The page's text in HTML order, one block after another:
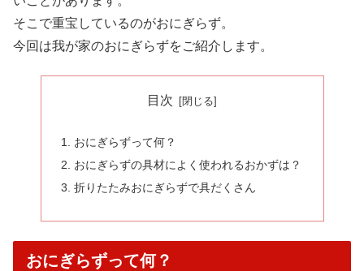
そこで重宝しているのがおにぎらず。
今回は我が家のおにぎらずをご紹介します。
目次
おにぎらずって何？
おにぎらずの具材によく使われるおかずは？
折りたたみおにぎらずで具だくさん
おにぎらずって何？